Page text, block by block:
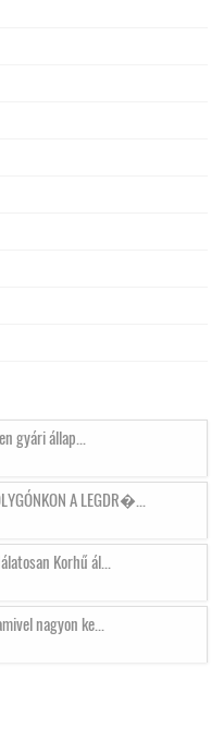
gyári állap...
A LEGDR�...
Korhű ál...
nagyon ke...